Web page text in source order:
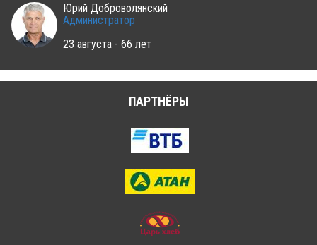
Юрий Доброволянский
Администратор
23 августа - 66 лет
ПАРТНЁРЫ